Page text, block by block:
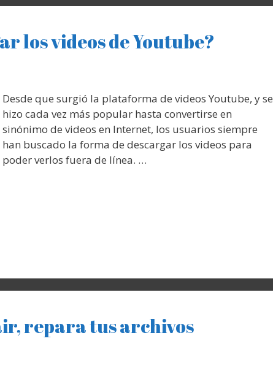
los videos de Youtube?
Desde que surgió la plataforma de videos Youtube, y se
hizo cada vez más popular hasta convertirse en
sinónimo de videos en Internet, los usuarios siempre
han buscado la forma de descargar los videos para
poder verlos fuera de línea. …
repara tus archivos